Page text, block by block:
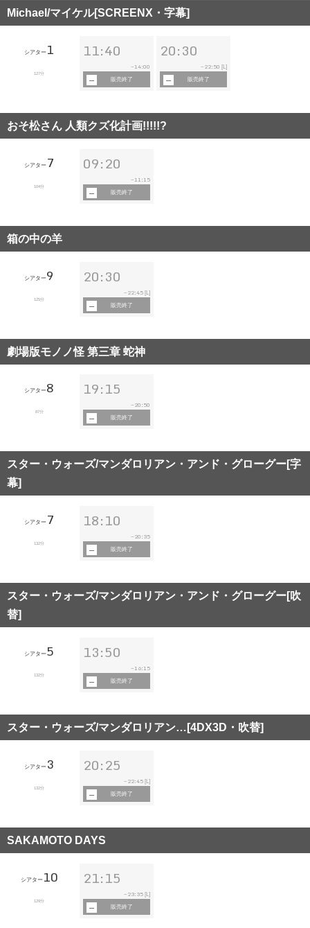
Michael/マイケル[SCREENX・字幕]
シアター 1
127分
11:40
~14:00
販売終了
20:30
~ 22:50 [L]
販売終了
おそ松さん 人類クズ化計画!!!!!?
シアター 7
104分
09:20
~11:15
販売終了
箱の中の羊
シアター9
125分
20:30
~ 22:45 [L]
販売終了
劇場版モノノ怪 第三章 蛇神
シアター8
87分
19:15
~ 20:50
販売終了
スター・ウォーズ/マンダロリアン・アンド・グローグー[字
幕]
シアター 7
132分
18:10
~ 20:35
販売終了
スター・ウォーズ/マンダロリアン・アンド・グローグー[吹
替]
シアター5
132分
13:50
~16:15
販売終了
スター・ウォーズ/マンダロリアン…[4DX3D・吹替]
シアター 3
132分
20:25
~ 22:45 [L]
販売終了
SAKAMOTO DAYS
シアター10
129分
21:15
~ 23:35 [L]
販売終了